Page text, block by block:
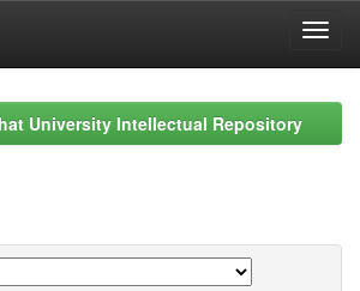
University Intellectual Repository